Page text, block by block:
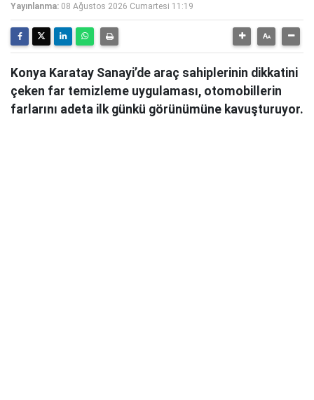
Yayınlanma: 08 Ağustos 2026 Cumartesi 11:19
Konya Karatay Sanayi’de araç sahiplerinin dikkatini
çeken far temizleme uygulaması, otomobillerin
farlarını adeta ilk günkü görünümüne kavuşturuyor.